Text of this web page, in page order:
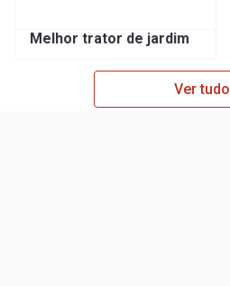
Melhor trator de jardim
Ver tudo